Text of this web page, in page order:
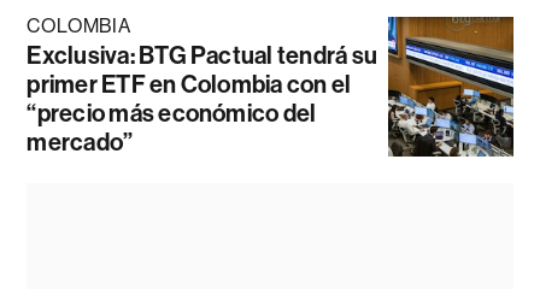
COLOMBIA
Exclusiva: BTG Pactual tendrá su
primer ETF en Colombia con el
“precio más económico del
mercado”